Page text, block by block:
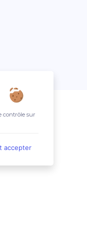
contrôle sur
accepter